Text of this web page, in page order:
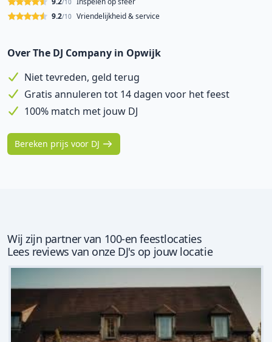
/10
Vriendelijkheid & service
9.2/10
Over The DJ Company in Opwijk
Niet tevreden, geld terug
Gratis annuleren tot 14 dagen voor het feest
100% match met jouw DJ
Bereken prijs voor DJ
Wij zijn partner van 100-en feestlocaties
Lees reviews van onze DJ's op jouw locatie